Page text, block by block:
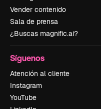
Vender contenido
Sala de prensa
¿Buscas magnific.ai?
Síguenos
Atención al cliente
Instagram
YouTube